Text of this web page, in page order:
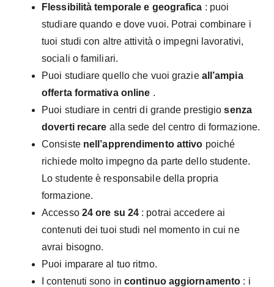
Flessibilità temporale e geografica : puoi
studiare quando e dove vuoi. Potrai combinare i
tuoi studi con altre attività o impegni lavorativi,
sociali o familiari.
Puoi studiare quello che vuoi grazie all’ampia
offerta formativa online .
Puoi studiare in centri di grande prestigiosenza
doverti recare alla sede del centro di formazione.
Consiste nell’apprendimento attivo poiché
richiede molto impegno da parte dello studente.
Lo studente è responsabile della propria
formazione.
Accesso 24 ore su 24 : potrai accedere ai
contenuti dei tuoi studi nel momento in cui ne
avrai bisogno.
Puoi imparare al tuo ritmo.
I contenuti sono in continuo aggiornamento : i